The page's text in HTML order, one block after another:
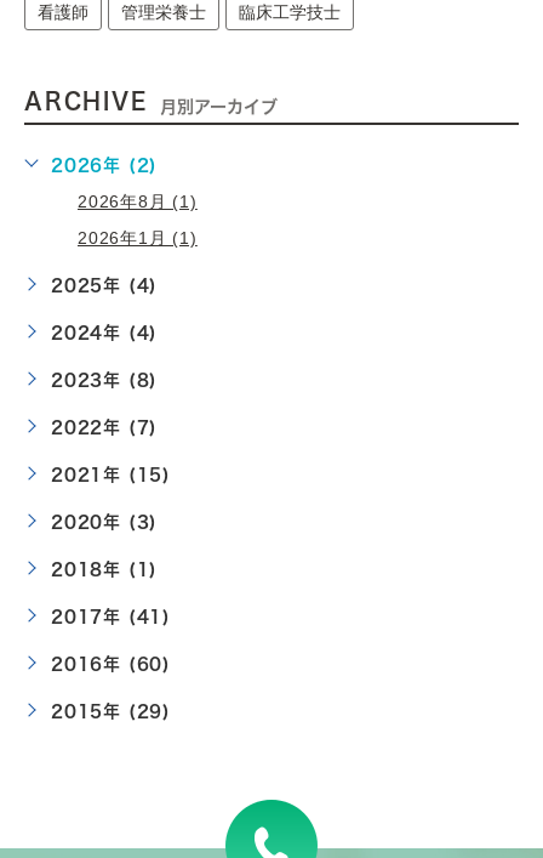
看護師 管理栄養士 臨床工学技士
ARCHIVE 月別アーカイブ
2026年 (2)
2026年8月 (1)
2026年1月 (1)
2025年 (4)
2024年 (4)
2023年 (8)
2022年 (7)
2021年 (15)
2020年 (3)
2018年 (1)
2017年 (41)
2016年 (60)
2015年 (29)